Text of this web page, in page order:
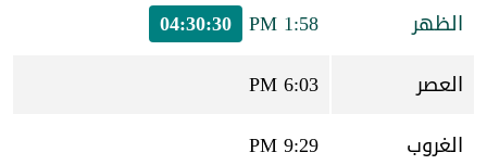
الظهر
1:58 PM
04:30:30
العصر
6:03 PM
الغروب
9:29 PM